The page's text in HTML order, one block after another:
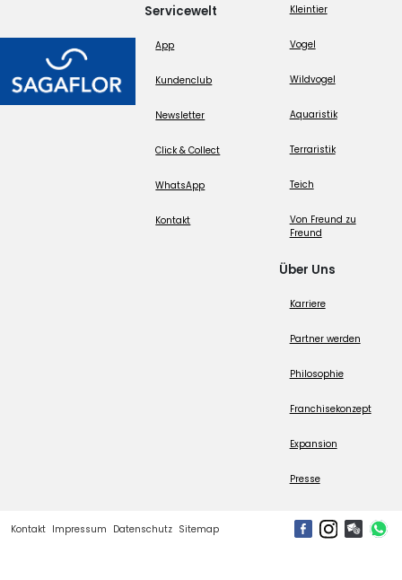
Servicewelt
App
Kundenclub
Newsletter
Click & Collect
WhatsApp
Kontakt
Kleintier
Vogel
Wildvogel
Aquaristik
Terraristik
Teich
Von Freund zu
Freund
Über Uns
Karriere
Partner werden
Philosophie
Franchisekonzept
Expansion
Presse
Kontakt Impressum Datenschutz Sitemap